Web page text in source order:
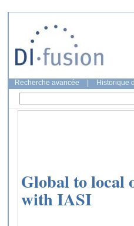
Recherche avancée Historique
Global to local
with IASI